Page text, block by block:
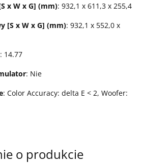
x W x G] (mm): 932,1 x 611,3 x 255,4
[S x W x G] (mm): 932,1 x 552,0 x
: 14.77
: Nie
: Color Accuracy: delta E < 2, Woofer:
o produkcie